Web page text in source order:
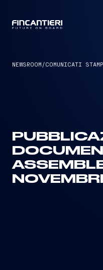
NEWSROOM /COMUNICATI